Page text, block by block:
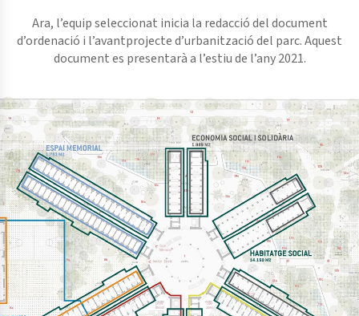
Ara, l’equip seleccionat inicia la redacció del document
d’ordenació i l’avantprojecte d’urbanització del parc. Aquest
document es presentarà a l’estiu de l’any 2021.